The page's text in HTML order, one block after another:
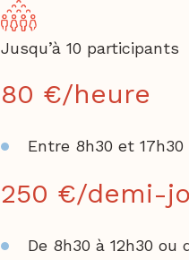
Jusqu’à 10 participants
80 €/heure
Entre 8h30 et 17h30
250 €/demi-
De 8h30 à 12h30 ou